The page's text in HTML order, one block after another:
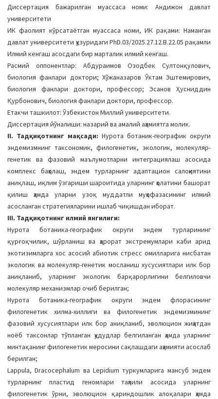
Диссертация бажарилган муассаса номи: Андижон давлат
университети
ИК фаолият кўрсатаётган муассаса номи, ИК рақами: Наманган
давлат университети ҳузуридаги PhD.03/2025.27.12.B.22.05 рақамли
Илмий кенгаш асосдаги бир марталик илмий кенгаш.
Расмий оппонентлар: Абдураимов Озодбек Султонқулович,
биология фанлари доктори; Хўжаназаров Ўктам Эштемирович,
биология фанлари доктори, профессор; Эсанов Ҳусниддин
Қурбонович, биология фанлари доктори, профессор.
Етакчи ташкилот: Ўзбекистон Миллий университети.
Диссертация йўналиши: назарий ва амалий аҳамиятга молик.
II. Тадқиқотнинг мақсади: Нурота ботаник-географик округи
эндемизмнинг таксономик, филогенетик, экологик, молекуляр-
генетик ва фазовий маълумотларни интеграциялаш асосида
комплекс баҳолаш, эндем турларнинг адаптацион салоҳиятини
аниқлаш, иқлим ўзгариши шароитида уларнинг ҳолатини башорат
қилиш ҳамда уларни узоқ муддатли муҳофазасининг илмий
асосланган стратегияларини ишлаб чиқишдан иборат.
III. Тадқиқотнинг илмий янгилиги:
Нурота ботаника-географик округи эндем турларининг
қурғоқчилик, шўрланиш ва ҳарорат экстремумлари каби арид
экотизимларга хос асосий абиотик стресс омилларига нисбатан
экологик ва молекуляр-генетик мосланиш хусусиятлари илк бор
аниқланиб, уларнинг экологик барқарорлигини белгиловчи
молекуляр механизмлар очиб берилган;
Нурота ботаника-географик округи эндем флорасининг
филогенетик хилма-хиллиги ва филогенетик эндемизмининг
фазовий хусусиятлари илк бор аниқланиб, эволюцион жиҳатдан
ноёб таксонлар тўпланган ҳудудлар белгиланган ҳамда уларнинг
минтақанинг филогенетик меросини сақлашдаги аҳамияти асослаб
берилган;
Lappula, Dracocephalum ва Lepidium туркумларига мансуб эндем
турларнинг пластид геномлари таҳлили асосида уларнинг
филогенетик ўрни, эволюцион қариндошлик алоқалари ҳамда